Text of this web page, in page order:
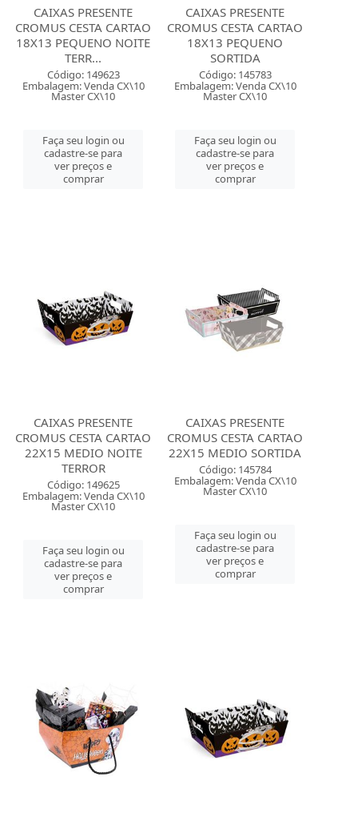
CAIXAS PRESENTE
CROMUS CESTA CARTAO
18X13 PEQUENO NOITE
TERR...
Código: 149623
Embalagem: Venda CX\10
Master CX\10
Faça seu login ou
cadastre-se para
ver preços e
comprar
CAIXAS PRESENTE
CROMUS CESTA CARTAO
18X13 PEQUENO
SORTIDA
Código: 145783
Embalagem: Venda CX\10
Master CX\10
Faça seu login ou
cadastre-se para
ver preços e
comprar
CAIXAS PRESENTE
CROMUS CESTA CARTAO
22X15 MEDIO NOITE
TERROR
Código: 149625
Embalagem: Venda CX\10
Master CX\10
Faça seu login ou
cadastre-se para
ver preços e
comprar
CAIXAS PRESENTE
CROMUS CESTA CARTAO
22X15 MEDIO SORTIDA
Código: 145784
Embalagem: Venda CX\10
Master CX\10
Faça seu login ou
cadastre-se para
ver preços e
comprar